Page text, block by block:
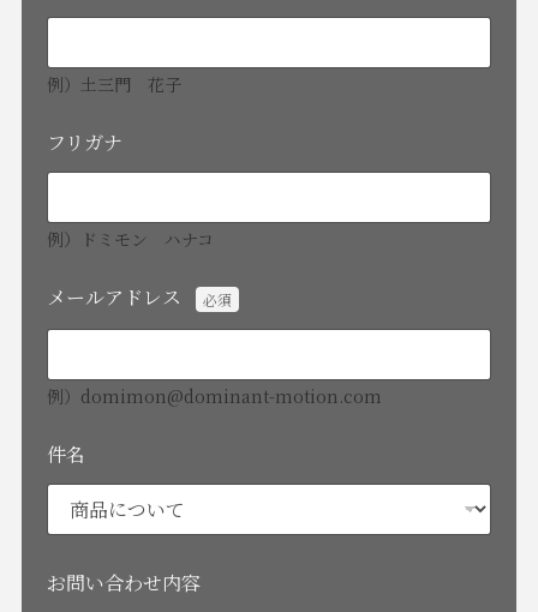
例）土三門 花子
フリガナ
例）ドミモン ハナコ
メールアドレス
例）domimon@dominant-motion.com
ー
ル
ド
ス
名
件名
お問い合わせ内容